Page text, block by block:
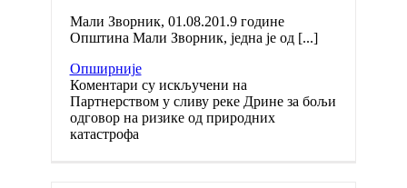
Мали Зворник, 01.08.201.9 године
Општина Мали Зворник, једна је од [...]
Опширније
Коментари су искључени на
Партнерством у сливу реке Дрине за бољи
одговор на ризике од природних
катастрофа